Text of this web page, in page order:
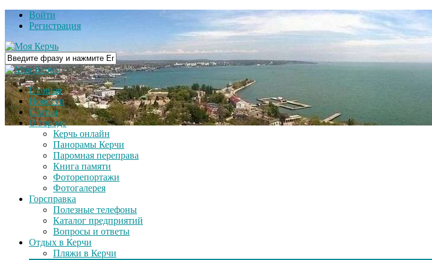
Войти
Регистрация
Главная
Новости
Статьи
О городе
Керчь онлайн
Панорамы Керчи
Паромная переправа
Книга памяти
Фоторепортажи
Фотогалерея
Горсправка
Полезные телефоны
Каталог предприятий
Вопросы и ответы
Отдых в Керчи
Пляжи в Керчи